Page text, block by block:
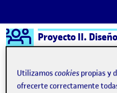
Saltar al contenido
Logo Ágora
Proyecto II.
Utilizamoscookies propias y
ofrecerte correctamente